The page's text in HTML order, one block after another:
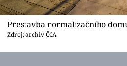
Přestavba normalizačního
Zdroj: archiv ČCA